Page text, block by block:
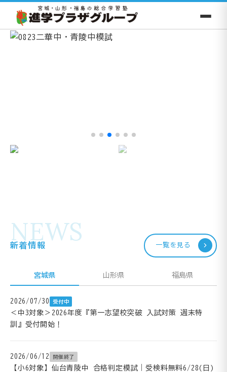
NEWS
新着情報 一覧を見る
宮城県 山形県 福島県
2026/07/30 受付中
＜中3対象＞2026年度『第一志望校突破 入試対策 週末特
訓』受付開始！
2026/06/12 開催終了
【小6対象】仙台青陵中 合格判定模試｜受検料無料6/28(日)